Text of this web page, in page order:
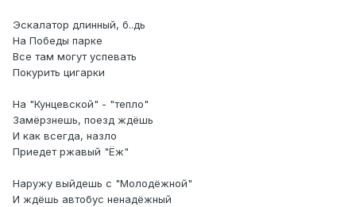
Эскалатор длинный, б..дь
На Победы парке
Все там могут успевать
Покурить цигарки
На "Кунцевской" - "тепло"
Замёрзнешь, поезд ждёшь
И как всегда, назло
Приедет ржавый "Ёж"
Наружу выйдешь с "Молодёжной"
И ждёшь автобус ненадёжный